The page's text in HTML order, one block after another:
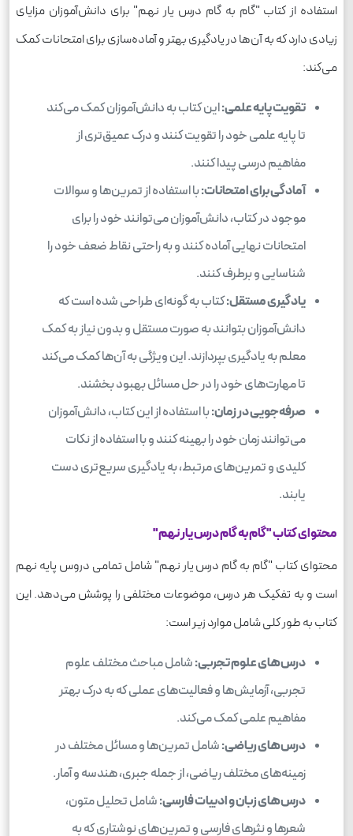
استفاده از کتاب "گام به گام درس یار نهم" برای دانش‌آموزان مزایای
زیادی دارد که به آن‌ها در یادگیری بهتر و آماده‌سازی برای امتحانات کمک
می‌کند:
تقویت پایه علمی:این کتاب به دانش‌آموزان کمک می‌کند
تا پایه علمی خود را تقویت کنند و درک عمیق‌تری از
مفاهیم درسی پیدا کنند.
آمادگی برای امتحانات:با استفاده از تمرین‌ها و سوالات
موجود در کتاب، دانش‌آموزان می‌توانند خود را برای
امتحانات نهایی آماده کنند و به راحتی نقاط ضعف خود را
شناسایی و برطرف کنند.
یادگیری مستقل:کتاب به گونه‌ای طراحی شده است که
دانش‌آموزان بتوانند به صورت مستقل و بدون نیاز به کمک
معلم به یادگیری بپردازند. این ویژگی به آن‌ها کمک می‌کند
تا مهارت‌های خود را در حل مسائل بهبود بخشند.
صرفه‌جویی در زمان:با استفاده از این کتاب، دانش‌آموزان
می‌توانند زمان خود را بهینه کنند و با استفاده از نکات
کلیدی و تمرین‌های مرتبط، به یادگیری سریع‌تری دست
یابند.
محتوای کتاب "گام به گام درس یار نهم"
محتوای کتاب "گام به گام درس یار نهم" شامل تمامی دروس پایه نهم
است و به تفکیک هر درس، موضوعات مختلفی را پوشش می‌دهد. این
کتاب به طور کلی شامل موارد زیر است:
درس‌های علوم تجربی:شامل مباحث مختلف علوم
تجربی، آزمایش‌ها و فعالیت‌های عملی که به درک بهتر
مفاهیم علمی کمک می‌کند.
درس‌های ریاضی:شامل تمرین‌ها و مسائل مختلف در
زمینه‌های مختلف ریاضی، از جمله جبری، هندسه و آمار.
درس‌های زبان و ادبیات فارسی:شامل تحلیل متون،
شعرها و نثرهای فارسی و تمرین‌های نوشتاری که به